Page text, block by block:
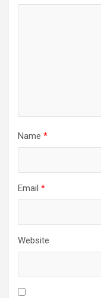
Name *
Email *
Website